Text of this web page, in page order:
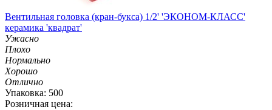
Вентильная головка (кран-букса) 1/2' 'ЭКОНОМ-КЛАСС'
керамика 'квадрат'
Ужасно
Плохо
Нормально
Хорошо
Отлично
Упаковка: 500
Розничная цена: